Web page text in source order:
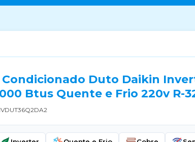
Duto Daikin
Btus Quente e Frio 220v R-